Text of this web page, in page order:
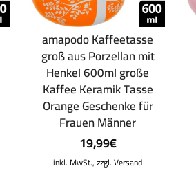
amapodo Kaffeetasse
groß aus Porzellan mit
Henkel 600ml große
Kaffee Keramik Tasse
Orange Geschenke für
Frauen Männer
19,99€
inkl. MwSt.,zzgl. Versand